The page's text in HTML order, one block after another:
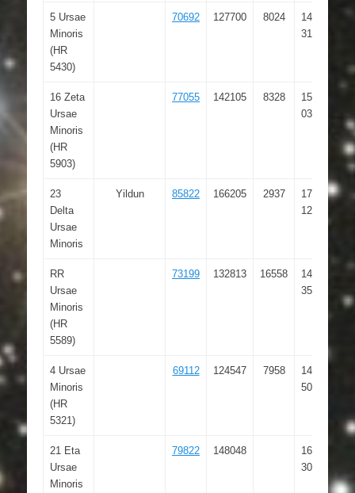
5 Ursae
Minoris
(HR
5430)
70692 127700 8024
14 27
31.542
16 Zeta
Ursae
Minoris
(HR
5903)
77055 142105 8328
15 44
03.519
23
Delta
Ursae
Minoris
Yildun 85822 166205 2937
17 32
12.990
RR
Ursae
Minoris
(HR
5589)
73199 132813 16558
14 57
35.005
4 Ursae
Minoris
(HR
5321)
69112 124547 7958
14 08
50.927
21 Eta
Ursae
Minoris
79822 148048
16 17
30.290